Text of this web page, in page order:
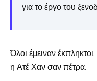
για το έργο του
Όλοι έμειναν
η Ατέ Χαν σαν πέτρα.